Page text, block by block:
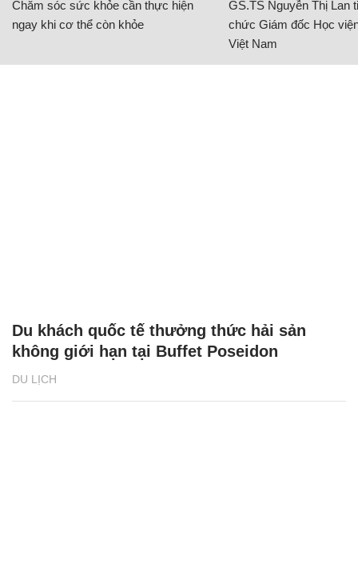
Chăm sóc sức khỏe cần thực hiện
ngay khi cơ thể còn khỏe
GS.TS Nguyễn Thị Lan
chức Giám đốc Học
Việt Nam
DU LỊCH
Du khách quốc tế thưởng thức hải sản
không giới hạn tại Buffet Poseidon